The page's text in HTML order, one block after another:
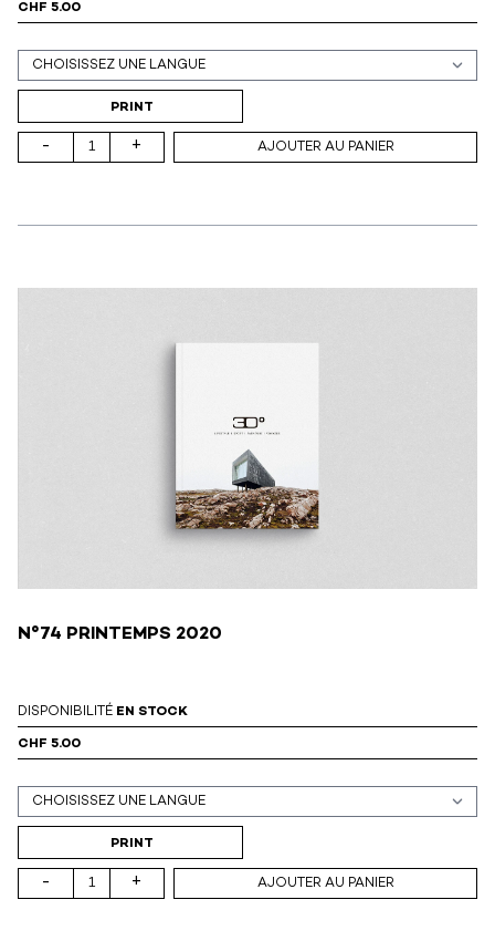
CHF 5.00
Support (print ou digital)
PRINT
- + AJOUTER AU PANIER
N°74 PRINTEMPS 2020
DISPONIBILITÉ EN STOCK
CHF 5.00
Support (print ou digital)
PRINT
- + AJOUTER AU PANIER